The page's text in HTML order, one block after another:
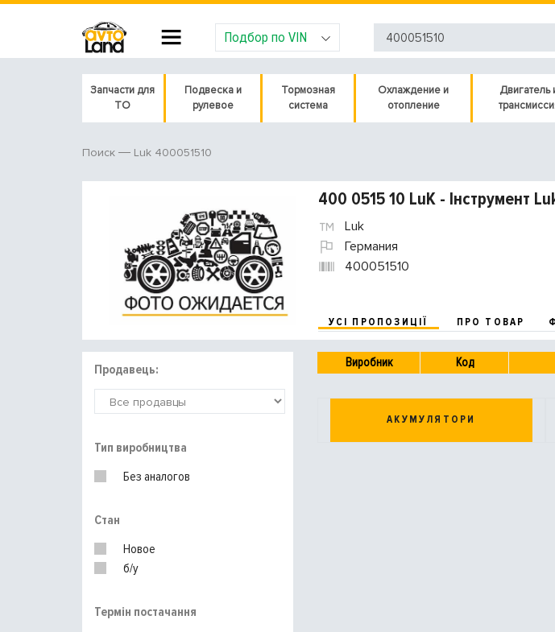
Подбор по VIN
Запчасти для
ТО
Подвеска и
рулевое
Тормозная
система
Охлаждение и
отопление
Двигатель
Поиск Luk 400051510
400 0515 10 LuK - Інструмент
Luk
Германия
400051510
УСІ ПРОПОЗИЦІЇ ПРО ТОВАР
Продавець:
Тип виробництва
Без аналогов
Стан
Новое
б/у
Термін постачання
Виробник Код
АКУМУЛЯТОРИ